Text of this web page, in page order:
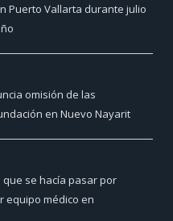
Puerto Vallarta durante julio
omisión de las
en Nuevo Nayarit
se hacía pasar por
equipo médico en